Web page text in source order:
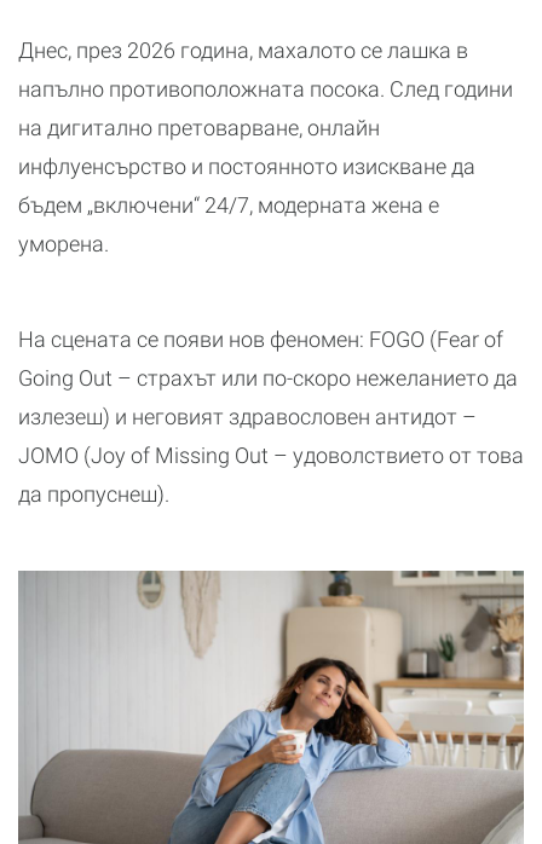
Днес, през 2026 година, махалото се лашка в
напълно противоположната посока. След години
на дигитално претоварване, онлайн
инфлуенсърство и постоянното изискване да
бъдем „включени“ 24/7, модерната жена е
уморена.
На сцената се появи нов феномен: FOGO (Fear of
Going Out – страхът или по-скоро нежеланието да
излезеш) и неговият здравословен антидот –
JOMO (Joy of Missing Out – удоволствието от това
да пропуснеш).